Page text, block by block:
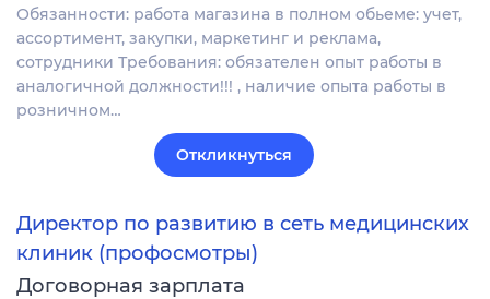
Обязанности: работа магазина в полном обьеме: учет,
ассортимент, закупки, маркетинг и реклама,
сотрудники Требования: обязателен опыт работы в
аналогичной должности!!! , наличие опыта работы в
розничном…
Откликнуться
Директор по развитию в сеть медицинских
клиник (профосмотры)
Договорная зарплата